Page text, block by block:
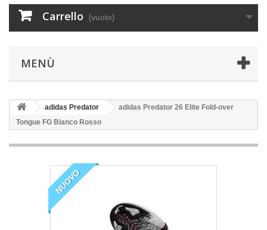
Carrello (vuoto)
MENÙ
adidas Predator
adidas Predator 26 Elite Fold-over
Tongue FG Bianco Rosso
NUOVO